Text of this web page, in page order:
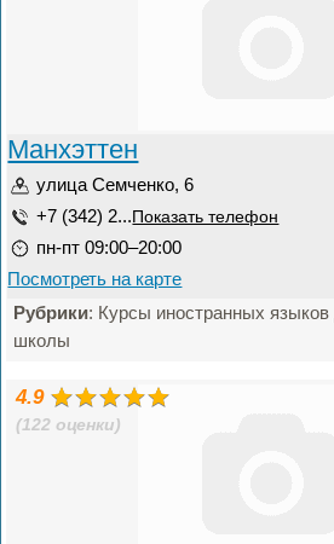
Манхэттен
улица Семченко, 6
+7 (342) 2... Показать телефон
пн-пт 09:00–20:00
Посмотреть на карте
Рубрики: Курсы иностранных
школы
4.9
(122 оценки)